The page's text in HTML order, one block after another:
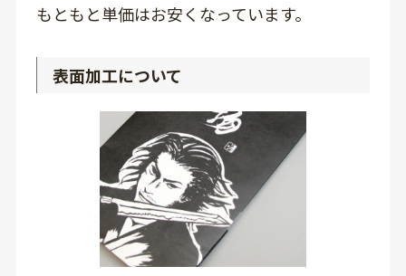
もともと単価はお安くなっています。
表面加工について